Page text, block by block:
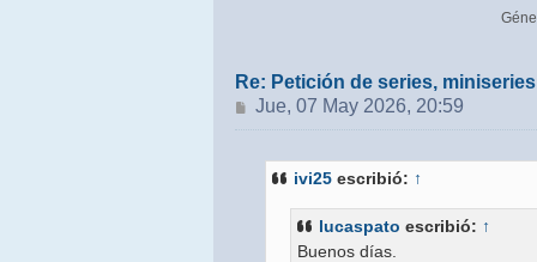
Hola buenas, en los proximos
Re: Petición de series,
Mensaje
Jue, 07 May 2026, 20:59
ivi25 escribió: ↑
lucaspato escribió: ↑
Buenos días.